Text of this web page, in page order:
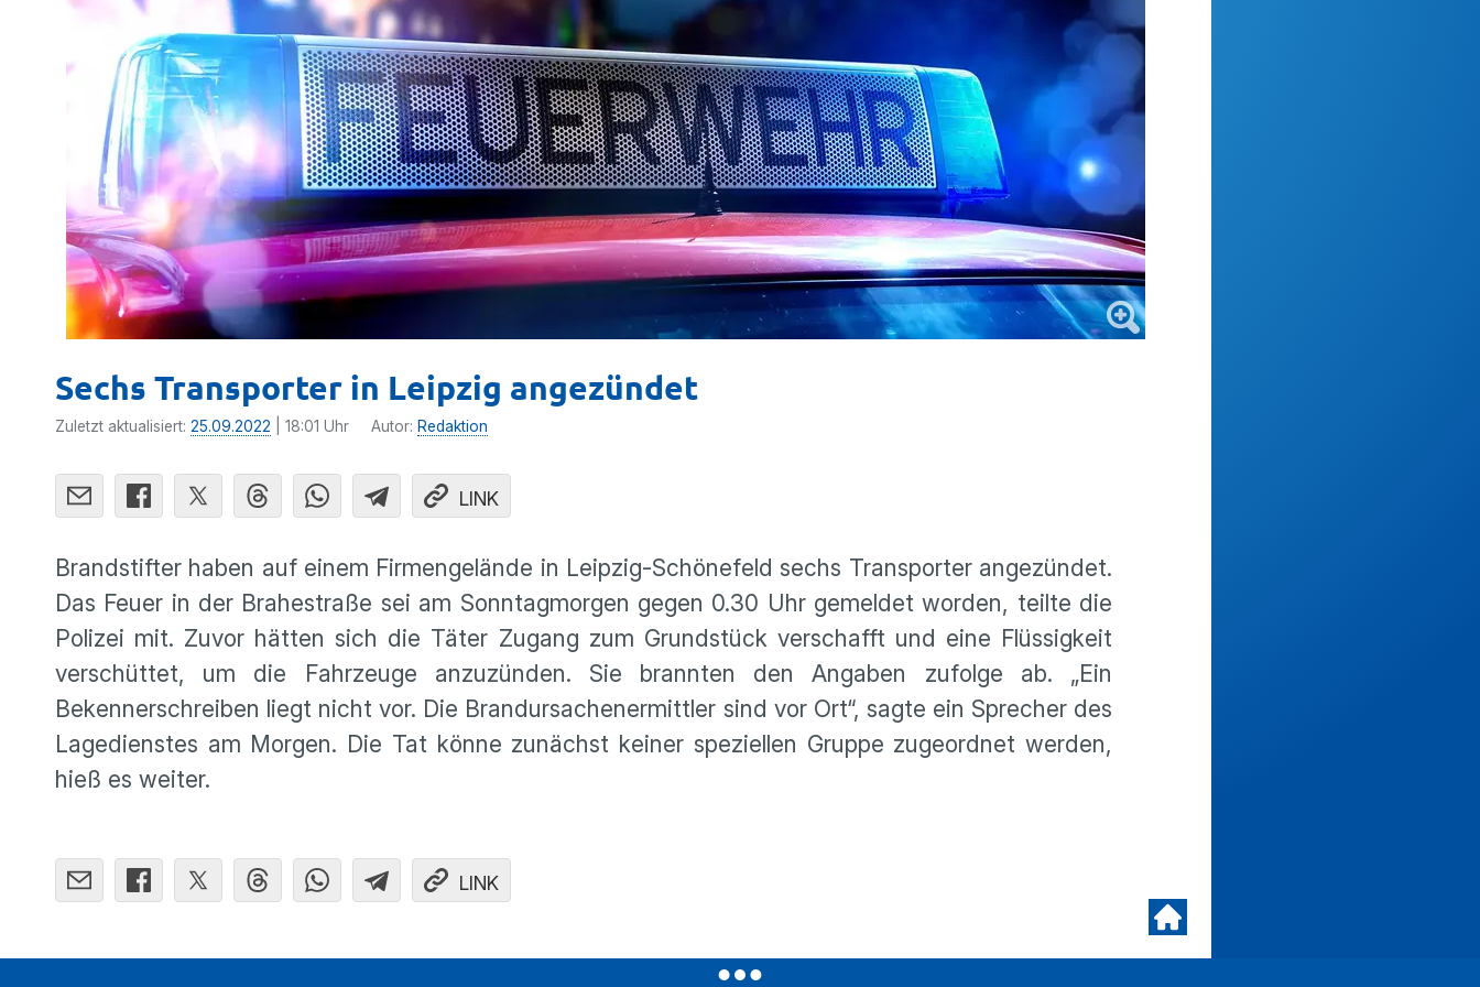
Sechs Transporter in Leipzig angezündet
Zuletzt aktualisiert: 25.09.2022 | 18:01 Uhr Autor: Redaktion
LINK
Brandstifter haben auf einem Firmengelände in Leipzig-Schönefeld sechs Transporter angezündet.
Das Feuer in der Brahestraße sei am Sonntagmorgen gegen 0.30 Uhr gemeldet worden, teilte die
Polizei mit. Zuvor hätten sich die Täter Zugang zum Grundstück verschafft und eine Flüssigkeit
verschüttet, um die Fahrzeuge anzuzünden. Sie brannten den Angaben zufolge ab. „Ein
Bekennerschreiben liegt nicht vor. Die Brandursachenermittler sind vor Ort“, sagte ein Sprecher des
Lagedienstes am Morgen. Die Tat könne zunächst keiner speziellen Gruppe zugeordnet werden,
hieß es weiter.
LINK